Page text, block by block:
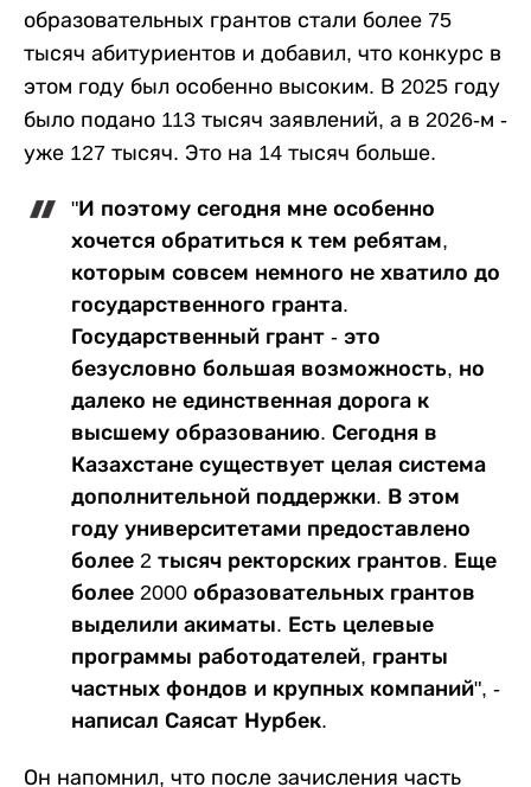
образовательных грантов стали более 75
тысяч абитуриентов и добавил, что конкурс в
этом году был особенно высоким. В 2025 году
было подано 113 тысяч заявлений, а в 2026-м -
уже 127 тысяч. Это на 14 тысяч больше.
"И поэтому сегодня мне особенно
хочется обратиться к тем ребятам,
которым совсем немного не хватило до
государственного гранта.
Государственный грант - это
безусловно большая возможность, но
далеко не единственная дорога к
высшему образованию. Сегодня в
Казахстане существует целая система
дополнительной поддержки. В этом
году университетами предоставлено
более 2 тысяч ректорских грантов. Еще
более 2000 образовательных грантов
выделили акиматы. Есть целевые
программы работодателей, гранты
частных фондов и крупных компаний", -
написал Саясат Нурбек.
Он напомнил, что после зачисления часть